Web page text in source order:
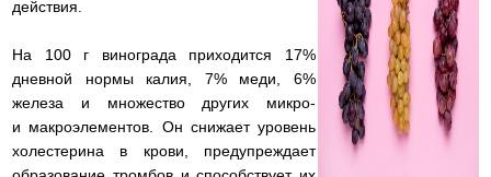
действия.
На 100 г винограда приходится 17%
дневной нормы калия, 7% меди, 6%
железа и множество других микро-
и макроэлементов. Он снижает уровень
холестерина в крови, предупреждает